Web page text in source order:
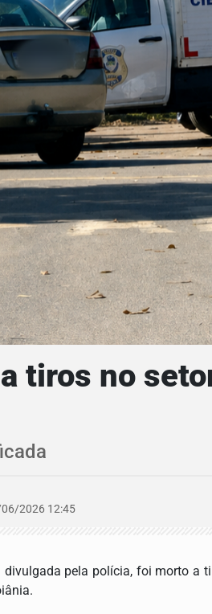
tiros no
2026 12:45
pela polícia, foi morto a